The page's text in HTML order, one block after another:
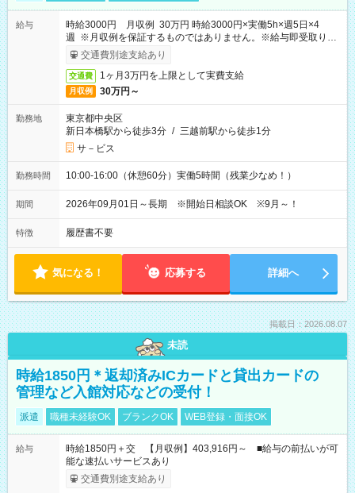
給与
時給3000円 月収例 30万円 時給3000円×実働5h×週5日×4
週 ※月収例を保証するものではありません。※給与即受取りサ
ービス利用可（利用条件有）
交通費別途支給あり
交通費 1ヶ月3万円を上限として実費支給
月収例 30万円～
勤務地
東京都中央区
新日本橋駅から徒歩3分 / 三越前駅から徒歩1分
サ－ビス
勤務時間 10:00-16:00（休憩60分）実働5時間（残業少なめ！）
期間 2026年09月01日～長期 ※開始日相談OK ※9月～！
特徴 履歴書不要
気になる！ 応募する 詳細へ
掲載日：2026.08.07
未読
時給1850円＊返却済みICカードと貸出カードの
管理など入館対応などの受付！
派遣 職種未経験OK ブランクOK WEB登録・面接OK
給与
時給1850円＋交 【月収例】403,916円～ ■給与の前払いが可
能な速払いサービスあり
交通費別途支給あり